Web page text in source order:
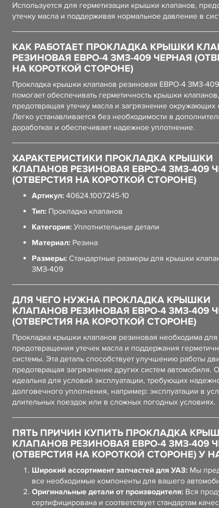
Используется для герметизации крышки клапанов,
утечку масла и поддерживая нормальное давление в
КАК РАБОТАЕТ ПРОКЛАДКА КРЫШКИ
РЕЗИНОВАЯ ЕВРО-4 ЗМЗ-409 ЧЕРНАЯ
НА КОРОТКОЙ СТОРОНЕ)
Прокладка крышки клапанов резиновая ЕВРО-4 ЗМЗ-
помогает обеспечивать герметичность крышки клапанов,
предотвращая утечку масла и загрязнение окружающих
Легко устанавливается без необходимости в
доработках и обеспечивает надежное уплотнение.
ХАРАКТЕРИСТИКИ ПРОКЛАДКА КРЫШКИ
КЛАПАНОВ РЕЗИНОВАЯ ЕВРО-4 ЗМЗ-409
(ОТВЕРСТИЯ НА КОРОТКОЙ СТОРОНЕ)
Артикул: 40624.1007245-10
Тип: Прокладка клапанов
Категория: Уплотнительные детали
Материал: Резина
Размеры: Стандартные размеры для крышки
ЗМЗ-409
ДЛЯ ЧЕГО НУЖНА ПРОКЛАДКА КРЫШКИ
КЛАПАНОВ РЕЗИНОВАЯ ЕВРО-4 ЗМЗ-409
(ОТВЕРСТИЯ НА КОРОТКОЙ СТОРОНЕ)
Прокладка крышки клапанов резиновая необходима для
предотвращения утечек масла и поддержания
системы. Эта деталь способствует улучшению работы
предотвращая загрязнение других систем автомобиля.
идеальна для условий эксплуатации, требующих
долговечного уплотнения, например: эксплуатации в
длительных поездок или в сложных погодных условиях.
ПЯТЬ ПРИЧИН КУПИТЬ ПРОКЛАДКА
КЛАПАНОВ РЕЗИНОВАЯ ЕВРО-4 ЗМЗ-409
(ОТВЕРСТИЯ НА КОРОТКОЙ СТОРОНЕ) У
Широкий ассортимент запчастей для УАЗ: Мы
все необходимые компоненты для вашего
Оригинальные детали от производителя: Вся
сертифицирована и соответствует стандартам